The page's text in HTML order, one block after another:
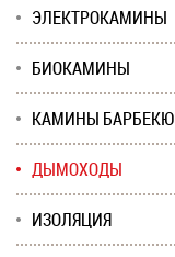
ЭЛЕКТРОКАМИНЫ
БИОКАМИНЫ
КАМИНЫ БАРБЕКЮ
ДЫМОХОДЫ
ИЗОЛЯЦИЯ